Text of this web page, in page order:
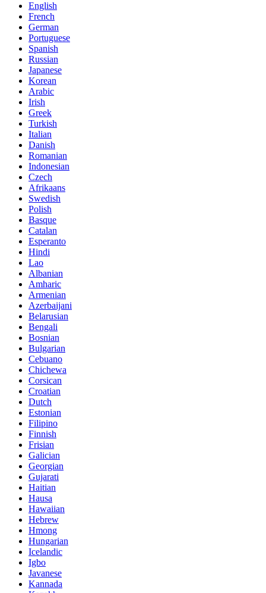
English
French
German
Portuguese
Spanish
Russian
Japanese
Korean
Arabic
Irish
Greek
Turkish
Italian
Danish
Romanian
Indonesian
Czech
Afrikaans
Swedish
Polish
Basque
Catalan
Esperanto
Hindi
Lao
Albanian
Amharic
Armenian
Azerbaijani
Belarusian
Bengali
Bosnian
Bulgarian
Cebuano
Chichewa
Corsican
Croatian
Dutch
Estonian
Filipino
Finnish
Frisian
Galician
Georgian
Gujarati
Haitian
Hausa
Hawaiian
Hebrew
Hmong
Hungarian
Icelandic
Igbo
Javanese
Kannada